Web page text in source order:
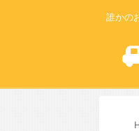
誰かの